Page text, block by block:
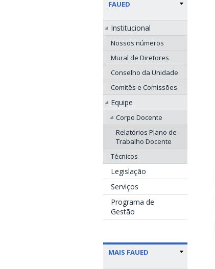
FAUED
Institucional
Nossos números
Mural de Diretores
Conselho da Unidade
Comitês e Comissões
Equipe
Corpo Docente
Relatórios Plano de
Trabalho Docente
Técnicos
Legislação
Serviços
Programa de
Gestão
MAIS FAUED